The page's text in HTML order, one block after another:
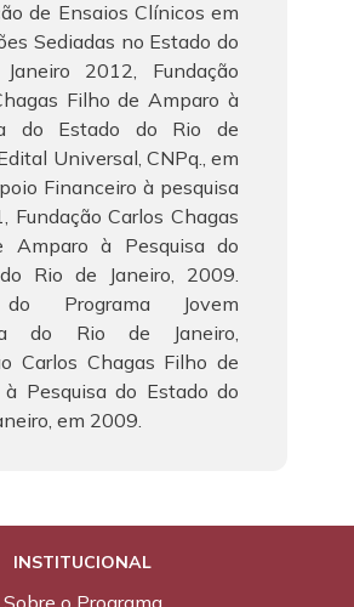
de Ensaios Clínicos em
Sediadas no Estado do
2012, Fundação
Filho de Amparo à
do Estado do Rio de
Universal, CNPq., em
Financeiro à pesquisa
Fundação Carlos Chagas
Amparo à Pesquisa do
Rio de Janeiro, 2009.
Programa Jovem
do Rio de Janeiro,
Carlos Chagas Filho de
Pesquisa do Estado do
em 2009.
INSTITUCIONAL